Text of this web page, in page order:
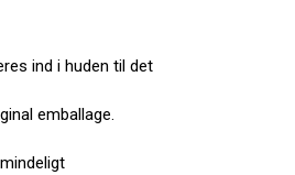
ind i huden til det
emballage.